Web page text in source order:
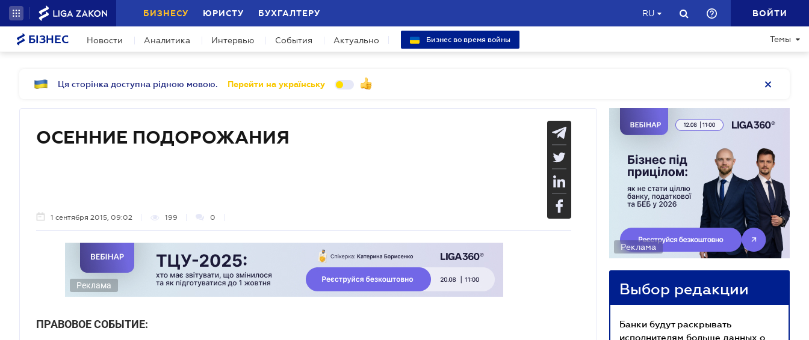
БИЗНЕСУ ЮРИСТУ БУХГАЛТЕРУ RU ВОЙТИ
БІЗНЕС Новости Аналитика Интервью События Актуально Бизнес во время войны Темы
Ця сторінка доступна рідною мовою. Перейти на українську
ОСЕННИЕ ПОДОРОЖАНИЯ
1 сентября 2015, 09:02 199 0
Реклама
ПРАВОВОЕ СОБЫТИЕ:
Реклама
Выбор редакции
Банки будут раскрывать
исполнителям больше данных о